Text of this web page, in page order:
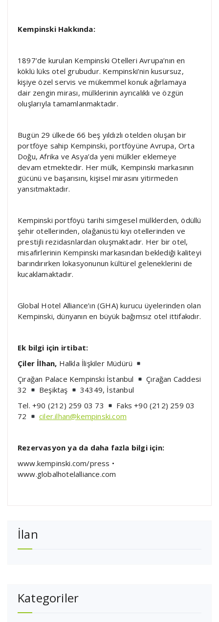
Kempinski Hakkında:
1897’de kurulan Kempinski Otelleri Avrupa’nın en
köklü lüks otel grubudur. Kempinski’nin kusursuz,
kişiye özel servis ve mükemmel konuk ağırlamaya
dair zengin mirası, mülklerinin ayrıcalıklı ve özgün
oluşlarıyla tamamlanmaktadır.
Bugün 29 ülkede 66 beş yıldızlı otelden oluşan bir
portföye sahip Kempinski, portföyüne Avrupa, Orta
Doğu, Afrika ve Asya’da yeni mülkler eklemeye
devam etmektedir. Her mülk, Kempinski markasının
gücünü ve başarısını, kişisel mirasını yitirmeden
yansıtmaktadır.
Kempinski portföyü tarihi simgesel mülklerden, ödüllü
şehir otellerinden, olağanüstü kıyı otellerinden ve
prestijli rezidasnlardan oluşmaktadır. Her bir otel,
misafirlerinin Kempinski markasından beklediği kaliteyi
barındırırken lokasyonunun kültürel geleneklerini de
kucaklamaktadır.
Global Hotel Alliance’ın (GHA) kurucu üyelerinden olan
Kempinski, dünyanın en büyük bağımsız otel ittifakıdır.
Ek bilgi için irtibat:
Çiler İlhan, Halkla İlişkiler Müdürü
Çırağan Palace Kempinski İstanbul
Çırağan Caddesi
32
Beşiktaş
34349, İstanbul
Tel. +90 (212) 259 03 73
Faks +90 (212) 259 03
72
ciler.ilhan@kempinski.com
Rezervasyon ya da daha fazla bilgi için:
www.kempinski.com/press •
www.globalhotelalliance.com
İlan
Kategoriler